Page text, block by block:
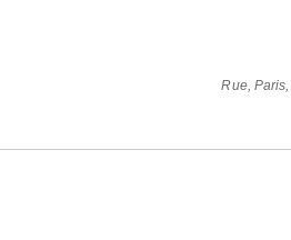
Rue, Paris,